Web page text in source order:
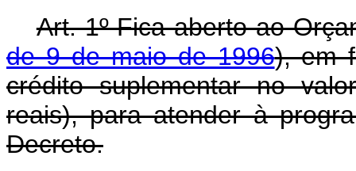
Art. 1º Fica aberto ao
de 9 de maio de 1996), em
crédito suplementar no
reais), para atender à
Decreto.